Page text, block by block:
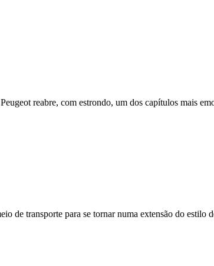
reabre, com estrondo, um dos capítulos mais
de transporte para se tornar numa extensão do estilo